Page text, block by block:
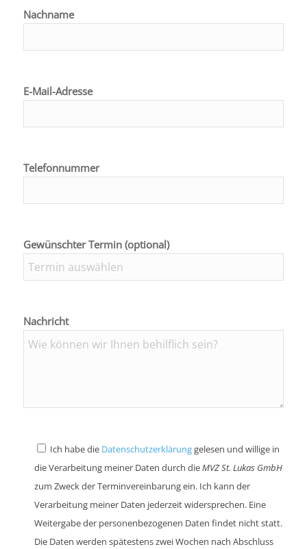
Nachname
E-Mail-Adresse
Telefonnummer
Gewünschter Termin (optional)
Nachricht
Ich habe die Datenschutzerklärunggelesen und willige in
die Verarbeitung meiner Daten durch dieMVZ St. Lukas GmbH
zum Zweck der Terminvereinbarung ein. Ich kann der
Verarbeitung meiner Daten jederzeit widersprechen. Eine
Weitergabe der personenbezogenen Daten findet nicht statt.
Die Daten werden spätestens zwei Wochen nach Abschluss